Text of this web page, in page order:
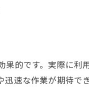
明朗会計で安心を得る
業者でトラブルを防
得に不用品処分
的です。実際に
速な作業が期待